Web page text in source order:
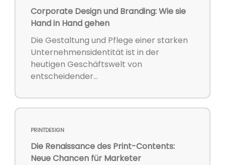
Corporate Design und Branding: Wie sie
Hand in Hand gehen
Die Gestaltung und Pflege einer starken
Unternehmensidentität ist in der
heutigen Geschäftswelt von
entscheidender...
PRINTDESIGN
Die Renaissance des Print-Contents:
Neue Chancen für Marketer